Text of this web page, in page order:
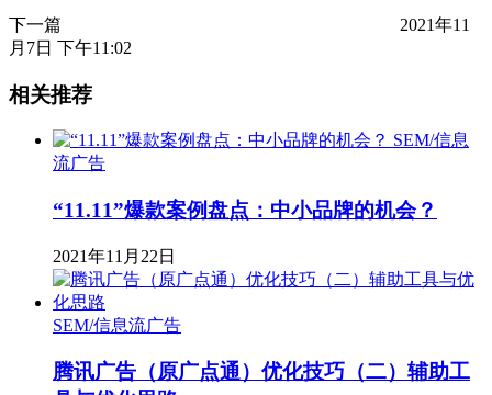
下一篇
2021年11
月7日 下午11:02
相关推荐
SEM/信息
流广告
“11.11”爆款案例盘点：中小品牌的机会？
2021年11月22日
SEM/信息流广告
腾讯广告（原广点通）优化技巧（二）辅助工